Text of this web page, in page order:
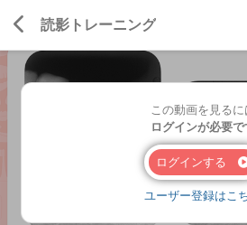
読影トレーニング
この動画を見るに
ログインが必要で
ログインする
ユーザー登録はこ